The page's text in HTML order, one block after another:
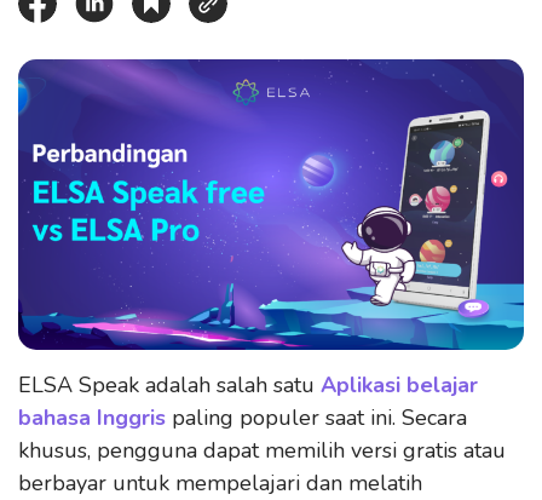
ELSA Speak adalah salah satu Aplikasi belajar
bahasa Inggris paling populer saat ini. Secara
khusus, pengguna dapat memilih versi gratis atau
berbayar untuk mempelajari dan melatih